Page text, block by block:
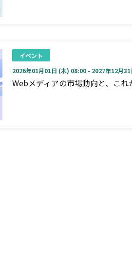
イベント
2026年01月01日 (木) 08:00 - 2027年12月
Webメディアの市場動向と、こ